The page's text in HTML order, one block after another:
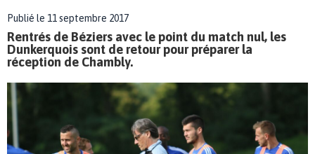
Publié le 11 septembre 2017
Rentrés de Béziers avec le point du match nul, les
Dunkerquois sont de retour pour préparer la
réception de Chambly.